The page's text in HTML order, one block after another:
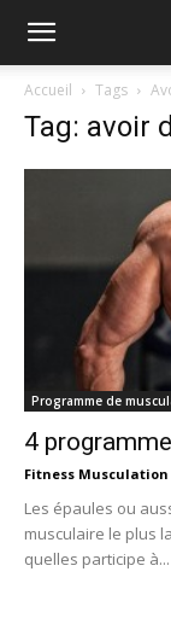
Accueil Tags
Tag: avoir
Programme de
4
Fitness
Les épaules ou
musculaire le plus
quelles participe à...